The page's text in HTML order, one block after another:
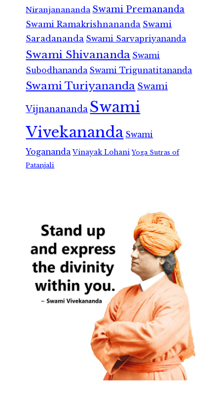
Niranjanananda Swami Premananda
Swami Ramakrishnananda Swami
Saradananda Swami Sarvapriyananda
Swami Shivananda Swami
Subodhananda Swami Trigunatitananda
Swami Turiyananda Swami
Vijnanananda Swami
Vivekananda Swami
Yogananda Vinayak Lohani Yoga Sutras of
Patanjali